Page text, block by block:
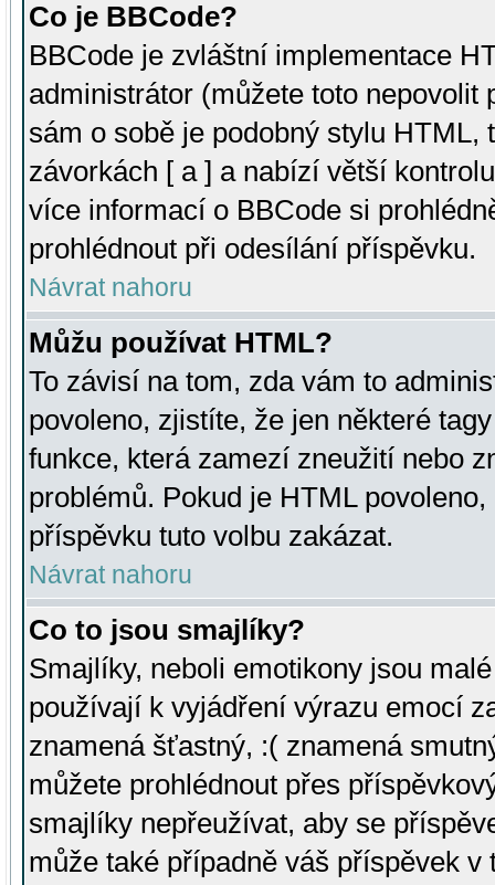
Co je BBCode?
BBCode je zvláštní implementace
administrátor (můžete toto
sám o sobě je podobný stylu HTML,
závorkách [ a ] a nabízí větší
více informací o BBCode si
prohlédnout při odesílání příspěvku.
Návrat nahoru
Můžu používat HTML?
To závisí na tom, zda vám to
povoleno, zjistíte, že jen některé
funkce, která zamezí zneužití nebo
problémů. Pokud je HTML
příspěvku tuto volbu zakázat.
Návrat nahoru
Co to jsou smajlíky?
Smajlíky, neboli emotikony jsou
používají k vyjádření výrazu emocí
znamená šťastný, :( znamená
můžete prohlédnout přes
smajlíky nepřeužívat, aby se
může také případně váš příspěvek v